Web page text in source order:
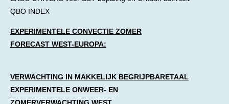
QBO INDEX
EXPERIMENTELE CONVECTIE ZOMER
FORECAST WEST-EUROPA:
VERWACHTING IN MAKKELIJK BEGRIJPBARETAAL
EXPERIMENTELE ONWEER- EN